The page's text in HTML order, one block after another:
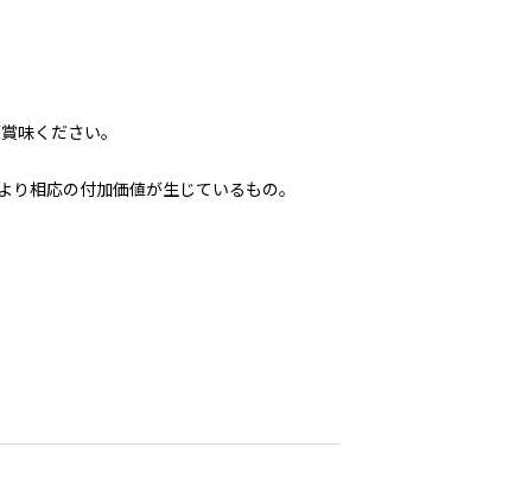
味ください。
相応の付加価値が生じているもの。